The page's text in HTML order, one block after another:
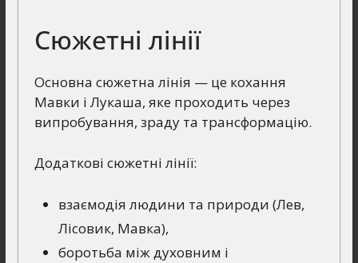
Сюжетні лінії
Основна сюжетна лінія — це кохання
Мавки і Лукаша, яке проходить через
випробування, зраду та трансформацію.
Додаткові сюжетні лінії:
взаємодія людини та природи (Лев,
Лісовик, Мавка),
боротьба між духовним і